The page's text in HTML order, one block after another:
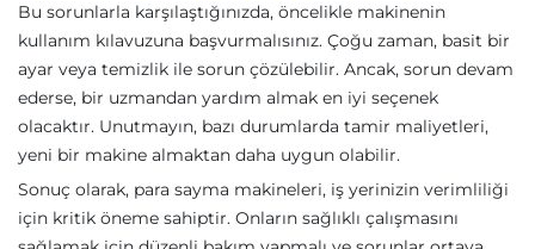
Bu sorunlarla karşılaştığınızda, öncelikle makinenin
kullanım kılavuzuna başvurmalısınız. Çoğu zaman, basit bir
ayar veya temizlik ile sorun çözülebilir. Ancak, sorun devam
ederse, bir uzmandan yardım almak en iyi seçenek
olacaktır. Unutmayın, bazı durumlarda tamir maliyetleri,
yeni bir makine almaktan daha uygun olabilir.
Sonuç olarak, para sayma makineleri, iş yerinizin verimliliği
için kritik öneme sahiptir. Onların sağlıklı çalışmasını